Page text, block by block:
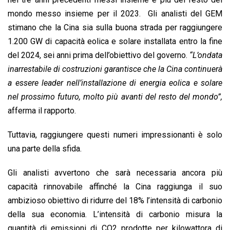
mondo messo insieme per il 2023. Gli analisti del GEM
stimano che la Cina sia sulla buona strada per raggiungere
1.200 GW di capacità eolica e solare installata entro la fine
del 2024, sei anni prima dell’obiettivo del governo. “L’ondata
inarrestabile di costruzioni garantisce che la Cina continuerà
a essere leader nell’installazione di energia eolica e solare
nel prossimo futuro, molto più avanti del resto del mondo”,
afferma il rapporto.
Tuttavia, raggiungere questi numeri impressionanti è solo
una parte della sfida.
Gli analisti avvertono che sarà necessaria ancora più
capacità rinnovabile affinché la Cina raggiunga il suo
ambizioso obiettivo di ridurre del 18% l’intensità di carbonio
della sua economia. L’intensità di carbonio misura la